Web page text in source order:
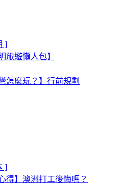
]
旅遊懶人包】
怎麼玩？】行前規劃
]
得】澳洲打工後悔嗎？